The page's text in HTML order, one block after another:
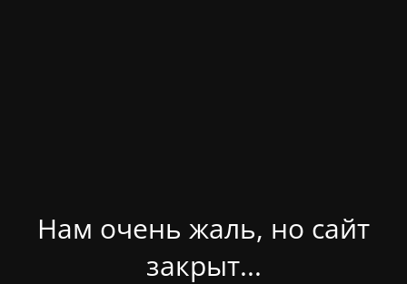
Нам очень жаль, но сайт
закрыт...